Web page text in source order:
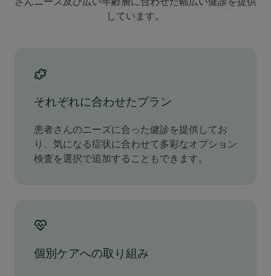
しています。
それぞれに合わせたプラン
患者さんのニーズに合った健診を提供してお
り、気になる症状に合わせて多彩なオプション
検査を選択で追加することもできます。
個別ケアへの取り組み